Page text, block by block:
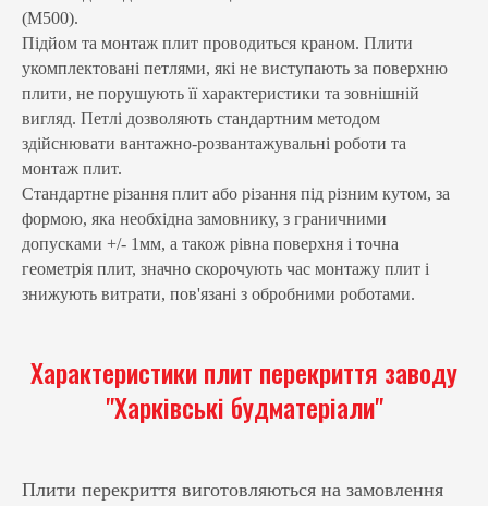
(М500).
Підйом та монтаж плит проводиться краном. Плити
укомплектовані петлями, які не виступають за поверхню
плити, не порушують її характеристики та зовнішній
вигляд. Петлі дозволяють стандартним методом
здійснювати вантажно-розвантажувальні роботи та
монтаж плит.
Стандартне різання плит або різання під різним кутом, за
формою, яка необхідна замовнику, з граничними
допусками +/- 1мм, а також рівна поверхня і точна
геометрія плит, значно скорочують час монтажу плит і
знижують витрати, пов'язані з обробними роботами.
Характеристики плит перекриття заводу
"Харківські будматеріали"
Плити перекриття виготовляються на замовлення